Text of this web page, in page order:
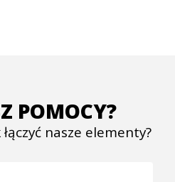
POMOCY?
nasze elementy?